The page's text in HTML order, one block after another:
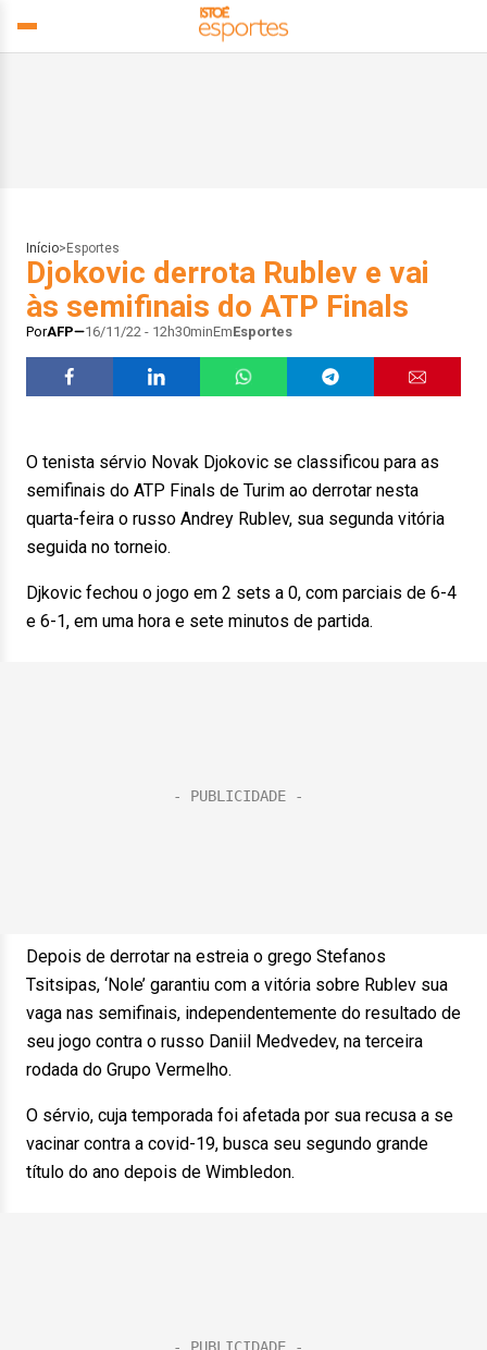
Início> Esportes
Djokovic derrota Rublev e vai
às semifinais do ATP Finals
PorAFP 16/11/22 - 12h30minEmEsportes
O tenista sérvio Novak Djokovic se classificou para as
semifinais do ATP Finals de Turim ao derrotar nesta
quarta-feira o russo Andrey Rublev, sua segunda vitória
seguida no torneio.
Djkovic fechou o jogo em 2 sets a 0, com parciais de 6-4
e 6-1, em uma hora e sete minutos de partida.
Depois de derrotar na estreia o grego Stefanos
Tsitsipas, ‘Nole’ garantiu com a vitória sobre Rublev sua
vaga nas semifinais, independentemente do resultado de
seu jogo contra o russo Daniil Medvedev, na terceira
rodada do Grupo Vermelho.
O sérvio, cuja temporada foi afetada por sua recusa a se
vacinar contra a covid-19, busca seu segundo grande
título do ano depois de Wimbledon.